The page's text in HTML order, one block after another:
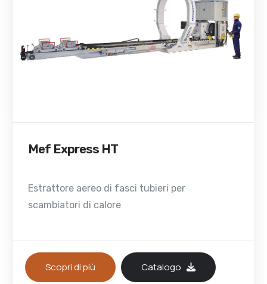
Mef Express HT
Estrattore aereo di fasci tubieri per
scambiatori di calore
Scopri di più Catalogo